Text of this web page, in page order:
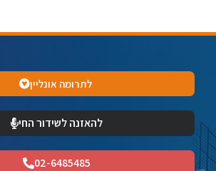
לתרומה אונליין
להאזנה לשידור החי
02-6485485